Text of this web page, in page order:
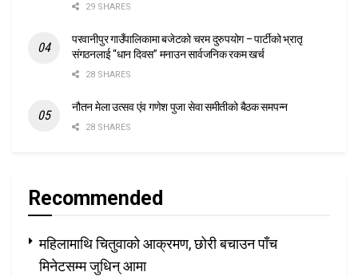
29 SHARES
परवानीपुर गाउँपालिकामा बजेटको चरम दुरुपयोग – पार्टीको भ्रातृ
संगठनलाई “धान दिवस” मनाउन सार्वजनिक रकम खर्च
28 SHARES
नौतन मेला उत्सव एंव गणेश पुजा सेवा समीतीको बैठक समपन्न
28 SHARES
Recommended
महिलामाथि चितुवाको आक्रमण, छोरी बचाउन पाँच
मिनेटसम्म जुधिन् आमा